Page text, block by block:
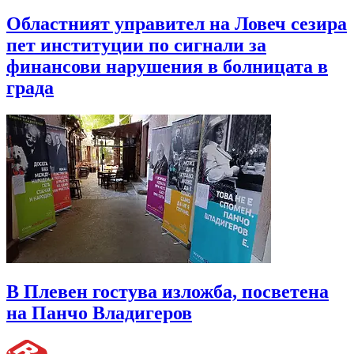
Областният управител на Ловеч сезира
пет институции по сигнали за
финансови нарушения в болницата в
града
В Плевен гостува изложба, посветена
на Панчо Владигеров